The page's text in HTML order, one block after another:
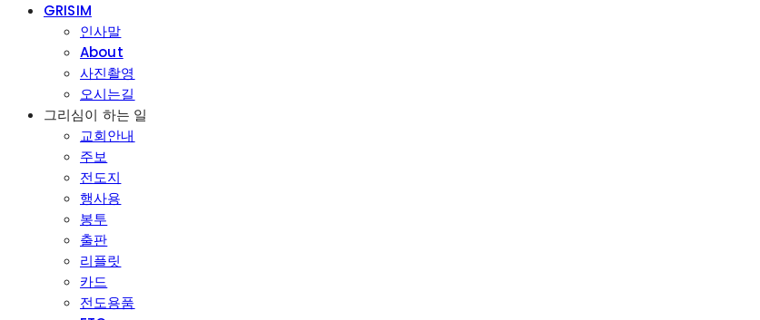
GRISIM
인사말
About
사진촬영
오시는길
그리심이 하는 일
교회안내
주보
전도지
행사용
봉투
출판
리플릿
카드
전도용품